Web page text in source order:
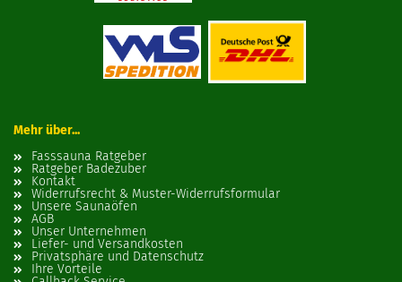
Mehr über...
Fasssauna Ratgeber
Ratgeber Badezuber
Kontakt
Widerrufsrecht & Muster-Widerrufsformular
Unsere Saunaöfen
AGB
Unser Unternehmen
Liefer- und Versandkosten
Privatsphäre und Datenschutz
Ihre Vorteile